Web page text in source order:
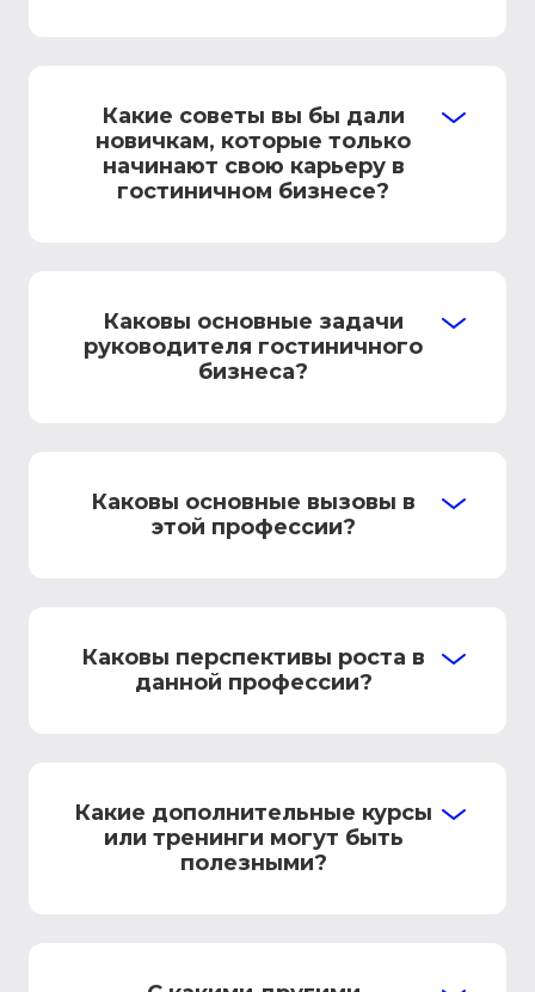
Какие советы вы бы дали
новичкам, которые только
начинают свою карьеру в
гостиничном бизнесе?
Каковы основные задачи
руководителя гостиничного
бизнеса?
Каковы основные вызовы в
этой профессии?
Каковы перспективы роста в
данной профессии?
Какие дополнительные курсы
или тренинги могут быть
полезными?